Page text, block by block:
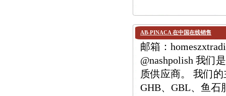
AB-PINACA 在中国在线销售
邮箱：
@nashpolish 我们
质供应商。 我们
GHB、GBL、鱼石